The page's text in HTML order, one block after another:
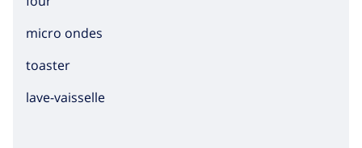
micro ondes
toaster
lave-vaisselle